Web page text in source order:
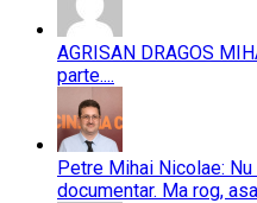
AGRISAN DRAGOS
parte....
Petre Mihai Nicolae:
documentar. Ma rog,